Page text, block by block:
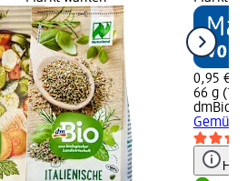
0,95 €
66 g
dmBio